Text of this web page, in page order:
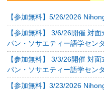
【参加無料】5/26/2026
【参加無料】 3/6/26開催 対
パン・ソサエティー語学セン
【参加無料】 3/3/26開催 対
パン・ソサエティー語学セン
【参加無料】3/23/2026